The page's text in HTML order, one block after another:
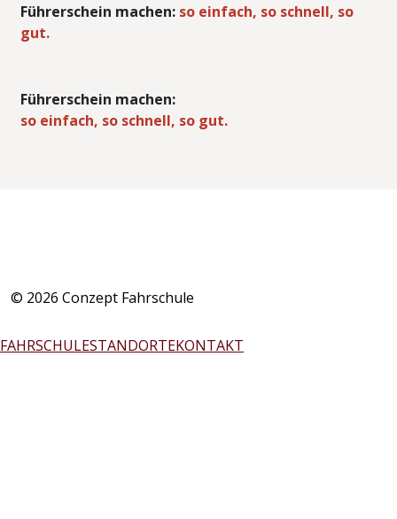
Führerschein machen: so einfach, so schnell, so
gut.
Führerschein machen:
so einfach, so schnell, so gut.
© 2026 Conzept Fahrschule
FAHRSCHULESTANDORTEKONTAKT